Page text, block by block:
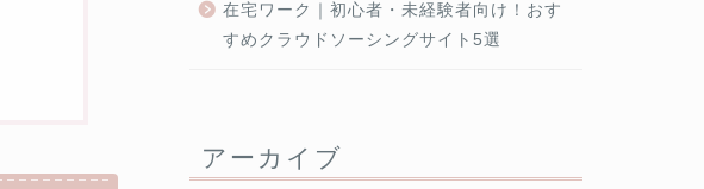
在宅ワーク｜初心者・未経験者向け！おす
すめクラウドソーシングサイト5選
アーカイブ